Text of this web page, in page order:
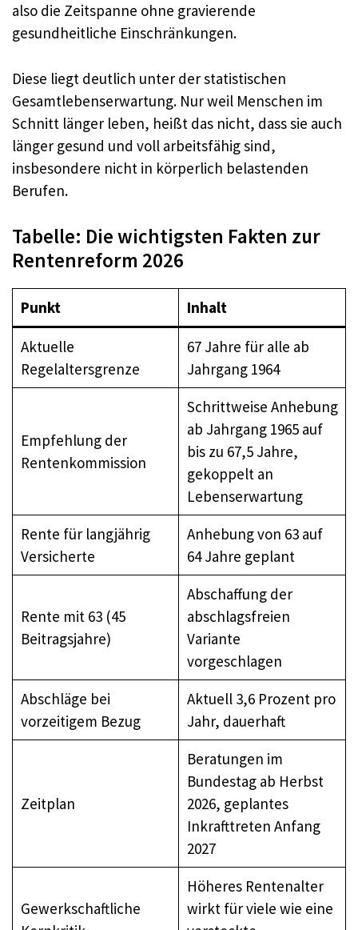
also die Zeitspanne ohne gravierende
gesundheitliche Einschränkungen.
Diese liegt deutlich unter der statistischen
Gesamtlebenserwartung. Nur weil Menschen im
Schnitt länger leben, heißt das nicht, dass sie auch
länger gesund und voll arbeitsfähig sind,
insbesondere nicht in körperlich belastenden
Berufen.
Tabelle: Die wichtigsten Fakten zur
Rentenreform 2026
Punkt Inhalt
Aktuelle
Regelaltersgrenze
67 Jahre für alle ab
Jahrgang 1964
Empfehlung der
Rentenkommission
Schrittweise Anhebung
ab Jahrgang 1965 auf
bis zu 67,5 Jahre,
gekoppelt an
Lebenserwartung
Rente für langjährig
Versicherte
Anhebung von 63 auf
64 Jahre geplant
Rente mit 63 (45
Beitragsjahre)
Abschaffung der
abschlagsfreien
Variante
vorgeschlagen
Abschläge bei
vorzeitigem Bezug
Aktuell 3,6 Prozent pro
Jahr, dauerhaft
Zeitplan
Beratungen im
Bundestag ab Herbst
2026, geplantes
Inkrafttreten Anfang
2027
Gewerkschaftliche
Höheres Rentenalter
wirkt für viele wie eine